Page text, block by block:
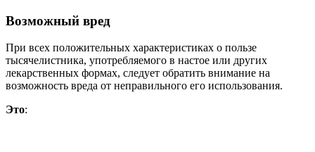
Возможный вред
При всех положительных характеристиках о пользе
тысячелистника, употребляемого в настое или других
лекарственных формах, следует обратить внимание на
возможность вреда от неправильного его использования.
Это: